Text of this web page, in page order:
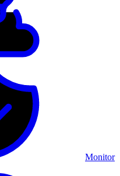
Monitor